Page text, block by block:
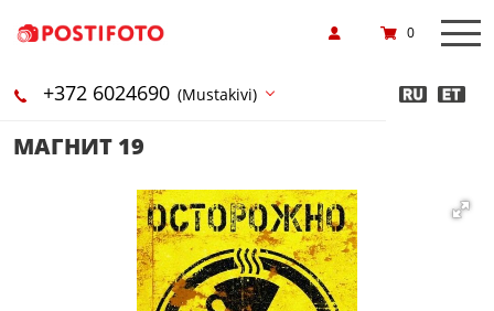
+372 6024690 (Mustakivi)
0
МАГНИТ 19